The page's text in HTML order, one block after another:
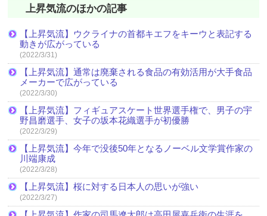
上昇気流のほかの記事
【上昇気流】ウクライナの首都キエフをキーウと表記する
動きが広がっている
(2022/3/31)
【上昇気流】通常は廃棄される食品の有効活用が大手食品
メーカーで広がっている
(2022/3/30)
【上昇気流】フィギュアスケート世界選手権で、男子の宇
野昌磨選手、女子の坂本花織選手が初優勝
(2022/3/29)
【上昇気流】今年で没後50年となるノーベル文学賞作家の
川端康成
(2022/3/28)
【上昇気流】桜に対する日本人の思いが強い
(2022/3/27)